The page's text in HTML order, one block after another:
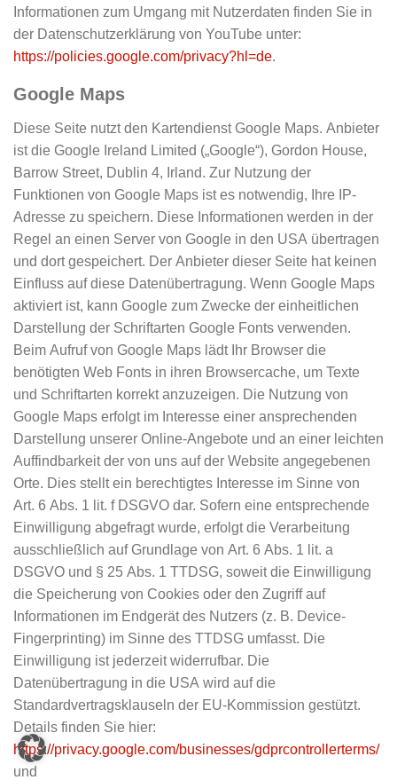
Informationen zum Umgang mit Nutzerdaten finden Sie in
der Datenschutzerklärung von YouTube unter:
https://policies.google.com/privacy?hl=de.
Google Maps
Diese Seite nutzt den Kartendienst Google Maps. Anbieter
ist die Google Ireland Limited („Google“), Gordon House,
Barrow Street, Dublin 4, Irland. Zur Nutzung der
Funktionen von Google Maps ist es notwendig, Ihre IP-
Adresse zu speichern. Diese Informationen werden in der
Regel an einen Server von Google in den USA übertragen
und dort gespeichert. Der Anbieter dieser Seite hat keinen
Einfluss auf diese Datenübertragung. Wenn Google Maps
aktiviert ist, kann Google zum Zwecke der einheitlichen
Darstellung der Schriftarten Google Fonts verwenden.
Beim Aufruf von Google Maps lädt Ihr Browser die
benötigten Web Fonts in ihren Browsercache, um Texte
und Schriftarten korrekt anzuzeigen. Die Nutzung von
Google Maps erfolgt im Interesse einer ansprechenden
Darstellung unserer Online-Angebote und an einer leichten
Auffindbarkeit der von uns auf der Website angegebenen
Orte. Dies stellt ein berechtigtes Interesse im Sinne von
Art. 6 Abs. 1 lit. f DSGVO dar. Sofern eine entsprechende
Einwilligung abgefragt wurde, erfolgt die Verarbeitung
ausschließlich auf Grundlage von Art. 6 Abs. 1 lit. a
DSGVO und § 25 Abs. 1 TTDSG, soweit die Einwilligung
die Speicherung von Cookies oder den Zugriff auf
Informationen im Endgerät des Nutzers (z. B. Device-
Fingerprinting) im Sinne des TTDSG umfasst. Die
Einwilligung ist jederzeit widerrufbar. Die
Datenübertragung in die USA wird auf die
Standardvertragsklauseln der EU-Kommission gestützt.
Details finden Sie hier:
https://privacy.google.com/businesses/gdprcontrollerterms/
und